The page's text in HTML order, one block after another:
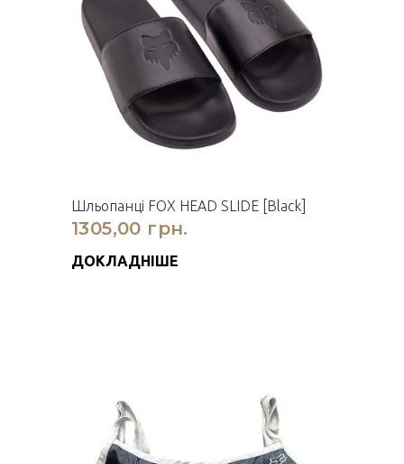
Шльопанці FOX HEAD SLIDE [Black]
1305,00 грн.
ДОКЛАДНІШЕ